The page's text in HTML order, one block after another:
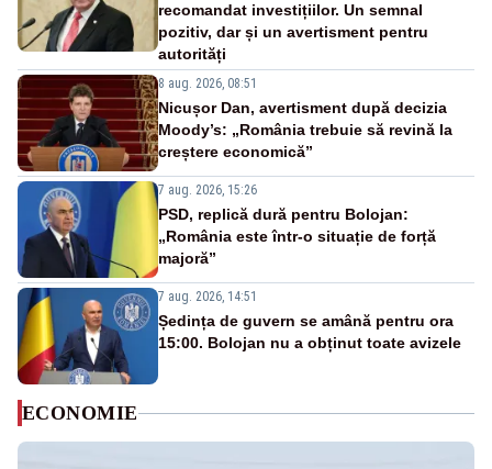
recomandat investițiilor. Un semnal
pozitiv, dar și un avertisment pentru
autorități
8 aug. 2026, 08:51
Nicușor Dan, avertisment după decizia
Moody’s: „România trebuie să revină la
creștere economică”
7 aug. 2026, 15:26
PSD, replică dură pentru Bolojan:
„România este într-o situație de forță
majoră”
7 aug. 2026, 14:51
Ședința de guvern se amână pentru ora
15:00. Bolojan nu a obținut toate avizele
ECONOMIE